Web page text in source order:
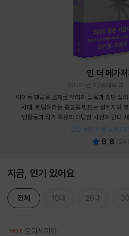
인 더 메가처
아사이 료 저/송태욱 역
아이돌 팬덤을 소재로 우리의 믿음과 집단 심
시대, 팬덤이라는 종교를 만드는 설계자와
인물들과 작가 특유의 대담한 시선이 만나
양장 누드 제본 노트 (
9.8 24
지금, 인기 있어요
전체 10대 20대
HOT 오디세이아